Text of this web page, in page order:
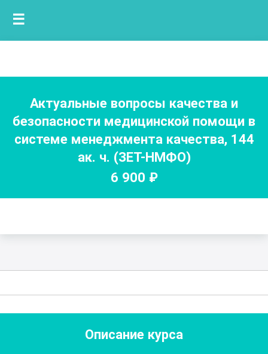
☰
Актуальные вопросы качества и
безопасности медицинской помощи в
системе менеджмента качества, 144
ак. ч. (ЗЕТ-НМФО)
6 900 ₽
Описание курса